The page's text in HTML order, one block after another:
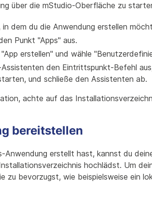
über die mStudio-Oberfläche zu
in dem du die Anwendung erstellen
Punkt "Apps" aus.
erstellen" und wähle
den Eintrittspunkt-Befehl
und schließe den Assistenten ab.
achte auf das
bereitstellen
Anwendung erstellt hast, kannst du
hochlädst. Um
zu bevorzugst, wie beispielsweise ein